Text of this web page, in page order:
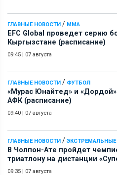
ГЛАВНЫЕ НОВОСТИ / ММА
EFC Global проведет серию
Кыргызстане (расписание)
09:45 | 07 августа
ГЛАВНЫЕ НОВОСТИ / ФУТБОЛ
«Мурас Юнайтед» и
АФК (расписание)
09:40 | 07 августа
ГЛАВНЫЕ НОВОСТИ /
В Чолпон-Ате пройдет
триатлону на дистанции
09:35 | 07 августа